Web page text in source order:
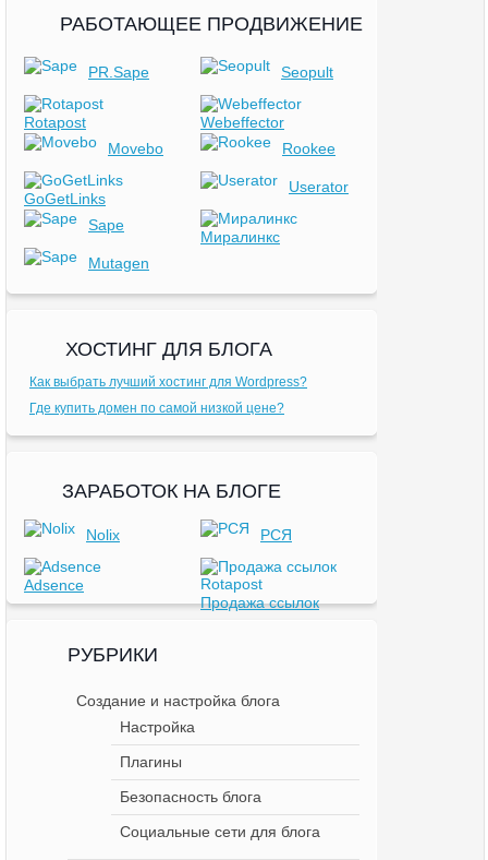
РАБОТАЮЩЕЕ ПРОДВИЖЕНИЕ
PR.Sape
Rotapost
Movebo
GoGetLinks
Sape
Mutagen
Seopult
Webeffector
Rookee
Userator
Миралинкс
ХОСТИНГ ДЛЯ БЛОГА
Как выбрать лучший хостинг для Wordpress?
Где купить домен по самой низкой цене?
ЗАРАБОТОК НА БЛОГЕ
Nolix
Adsence
РСЯ
Продажа ссылок
РУБРИКИ
Создание и настройка блога
Настройка
Плагины
Безопасность блога
Социальные сети для блога